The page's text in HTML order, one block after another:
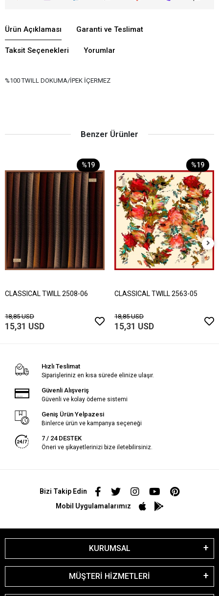
Ürün Açıklaması Garanti ve Teslimat
Taksit Seçenekleri Yorumlar
%100 TWILL DOKUMA/İPEK İÇERMEZ
Benzer Ürünler
%19
CLASSICAL TWILL 2508-06
18,85 USD
15,31 USD
%19
CLASSICAL TWILL 2563-05
18,85 USD
15,31 USD
Hızlı Teslimat
Siparişleriniz en kısa sürede elinize ulaşır.
Güvenli Alışveriş
Güvenli ve kolay ödeme sistemi
Geniş Ürün Yelpazesi
Binlerce ürün ve kampanya seçeneği
7 / 24 DESTEK
Öneri ve şikayetlerinizi bize iletebilirsiniz.
Bizi Takip Edin
Mobil Uygulamalarımız
KURUMSAL
MÜŞTERİ HİZMETLERİ